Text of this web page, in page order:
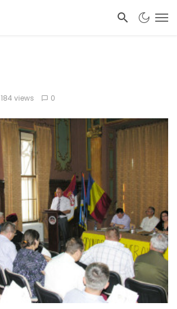
184 views 0